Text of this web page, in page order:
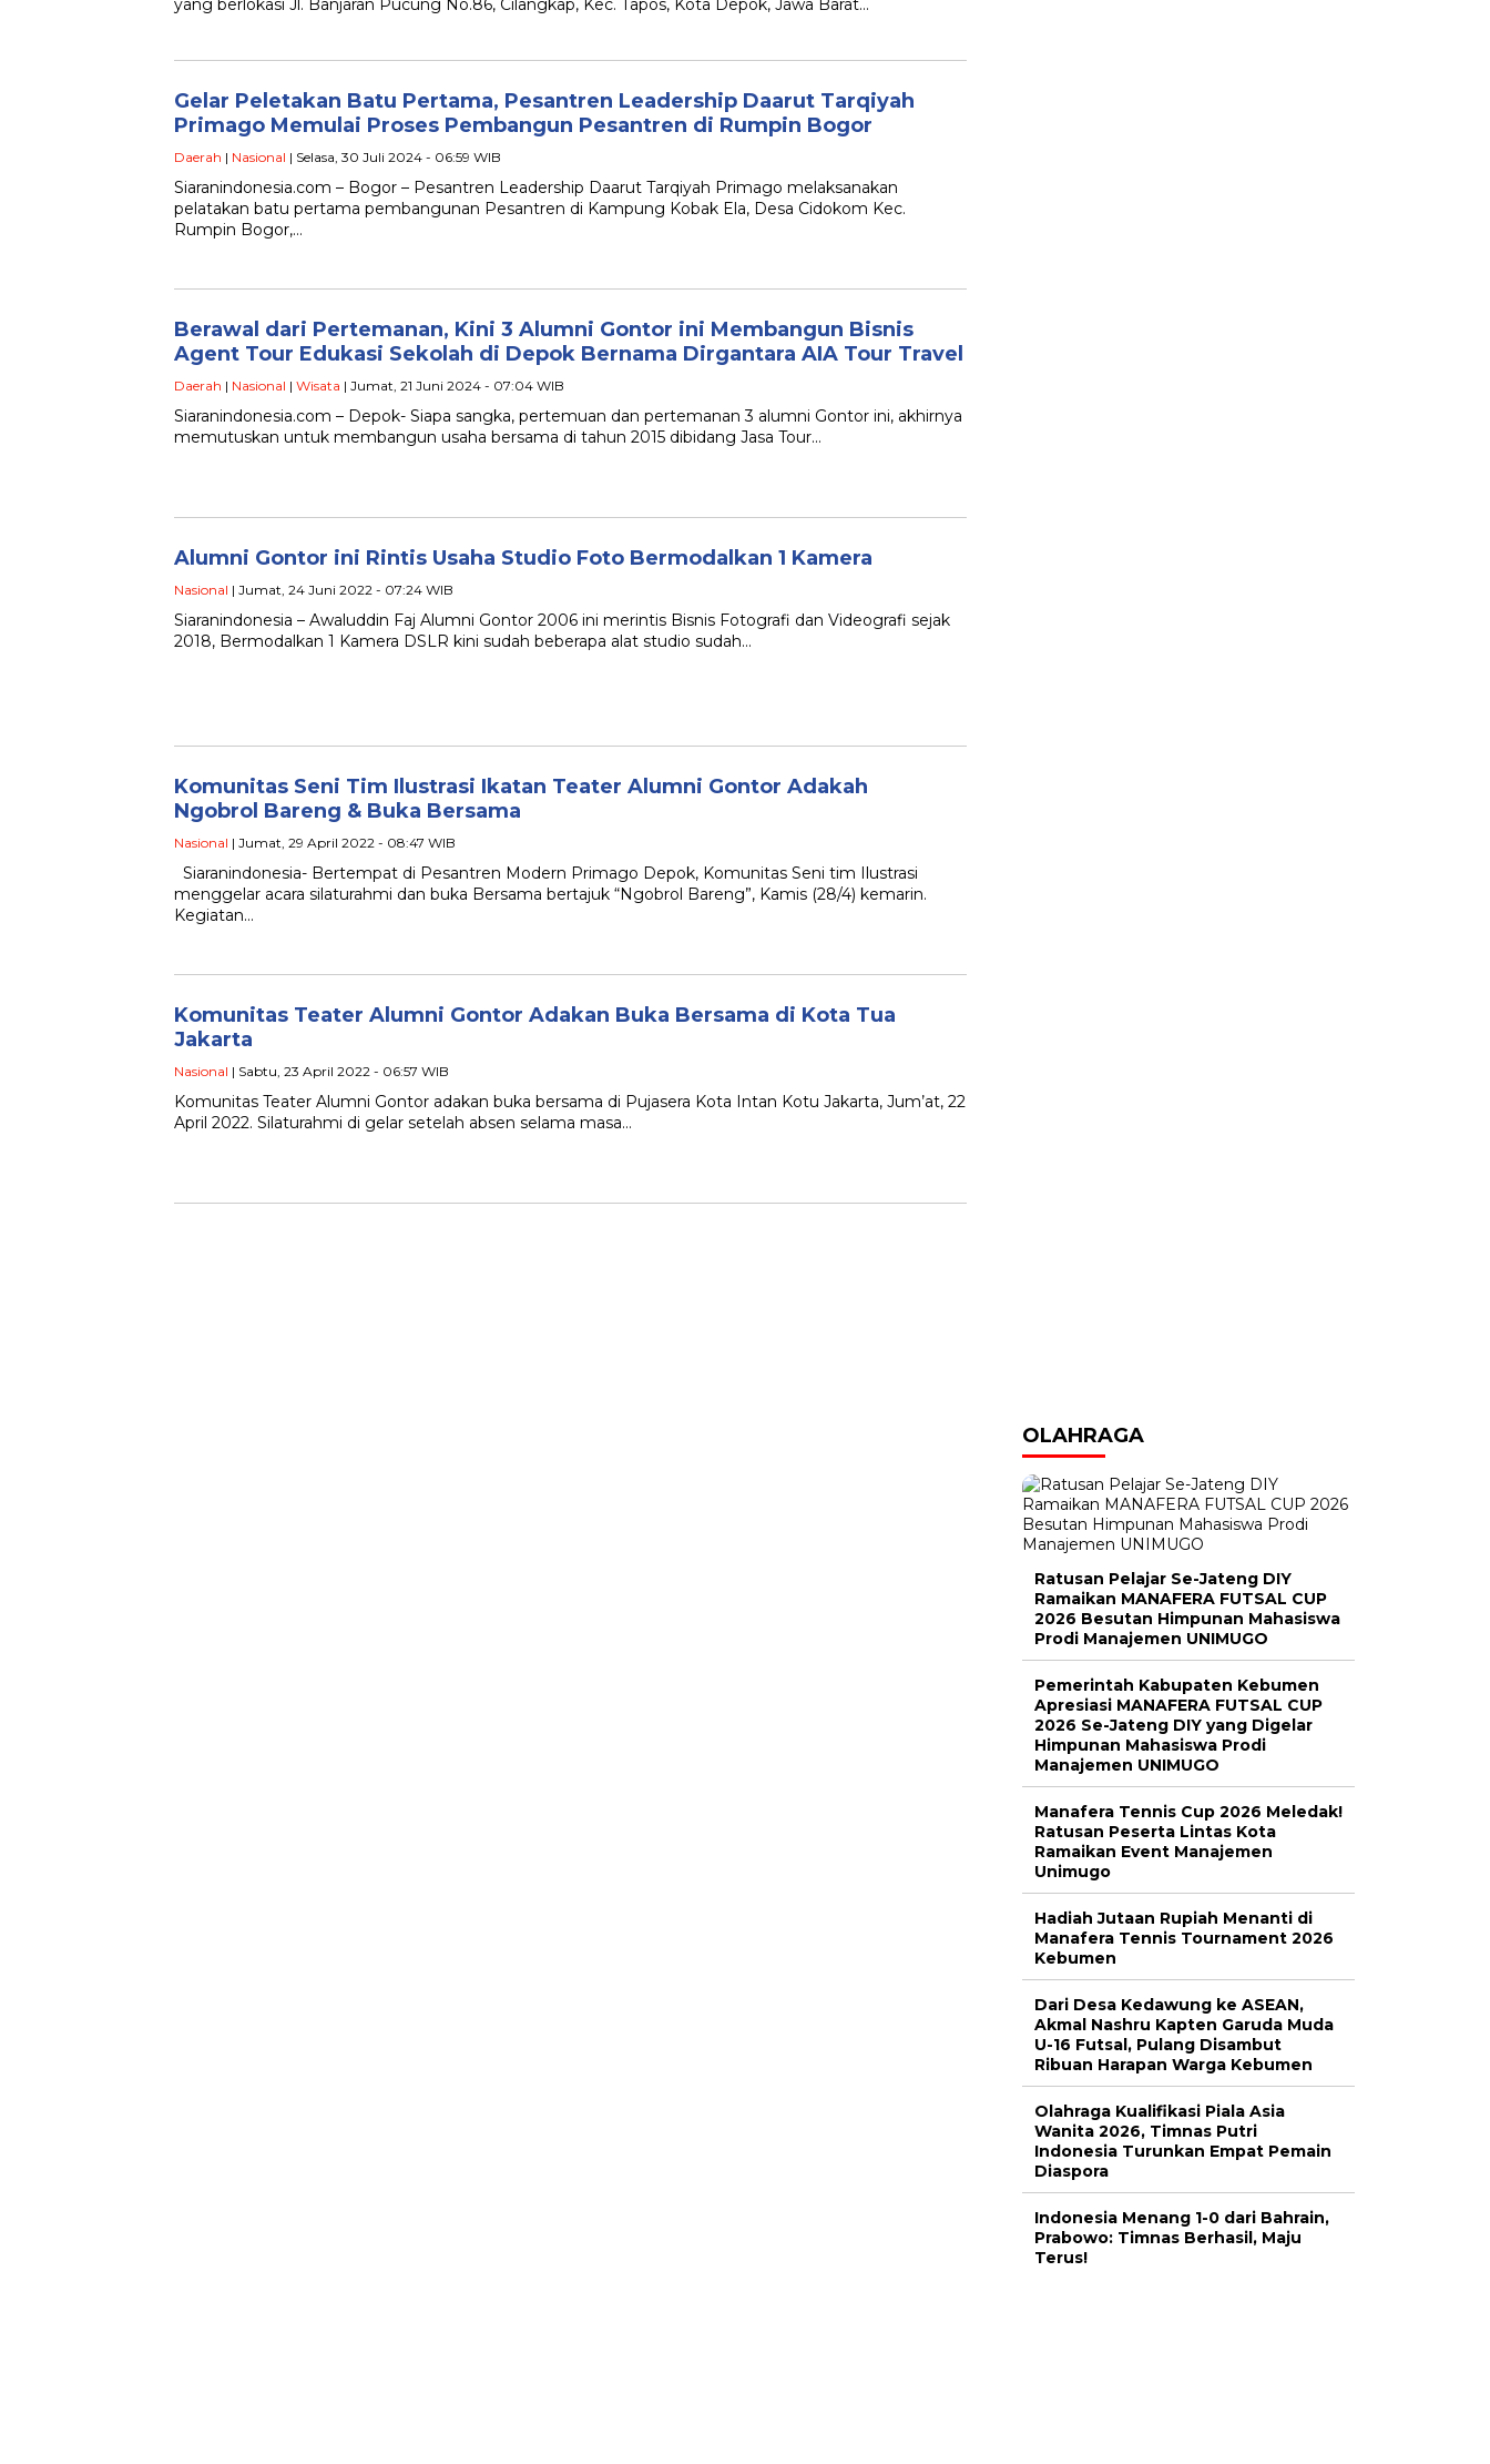
yang berlokasi Jl. Banjaran Pucung No.86, Cilangkap, Kec. Tapos, Kota Depok, Jawa Barat…
Gelar Peletakan Batu Pertama, Pesantren Leadership Daarut Tarqiyah
Primago Memulai Proses Pembangun Pesantren di Rumpin Bogor
Daerah | Nasional | Selasa, 30 Juli 2024 - 06:59 WIB
Siaranindonesia.com – Bogor – Pesantren Leadership Daarut Tarqiyah Primago melaksanakan
pelatakan batu pertama pembangunan Pesantren di Kampung Kobak Ela, Desa Cidokom Kec.
Rumpin Bogor,…
Berawal dari Pertemanan, Kini 3 Alumni Gontor ini Membangun Bisnis
Agent Tour Edukasi Sekolah di Depok Bernama Dirgantara AIA Tour Travel
Daerah | Nasional | Wisata | Jumat, 21 Juni 2024 - 07:04 WIB
Siaranindonesia.com – Depok- Siapa sangka, pertemuan dan pertemanan 3 alumni Gontor ini, akhirnya
memutuskan untuk membangun usaha bersama di tahun 2015 dibidang Jasa Tour…
Alumni Gontor ini Rintis Usaha Studio Foto Bermodalkan 1 Kamera
Nasional | Jumat, 24 Juni 2022 - 07:24 WIB
Siaranindonesia – Awaluddin Faj Alumni Gontor 2006 ini merintis Bisnis Fotografi dan Videografi sejak
2018, Bermodalkan 1 Kamera DSLR kini sudah beberapa alat studio sudah…
Komunitas Seni Tim Ilustrasi Ikatan Teater Alumni Gontor Adakah
Ngobrol Bareng & Buka Bersama
Nasional | Jumat, 29 April 2022 - 08:47 WIB
Siaranindonesia- Bertempat di Pesantren Modern Primago Depok, Komunitas Seni tim Ilustrasi
menggelar acara silaturahmi dan buka Bersama bertajuk “Ngobrol Bareng”, Kamis (28/4) kemarin.
Kegiatan…
Komunitas Teater Alumni Gontor Adakan Buka Bersama di Kota Tua
Jakarta
Nasional | Sabtu, 23 April 2022 - 06:57 WIB
Komunitas Teater Alumni Gontor adakan buka bersama di Pujasera Kota Intan Kotu Jakarta, Jum’at, 22
April 2022. Silaturahmi di gelar setelah absen selama masa…
OLAHRAGA
Ratusan Pelajar Se-Jateng DIY
Ramaikan MANAFERA FUTSAL CUP
2026 Besutan Himpunan Mahasiswa
Prodi Manajemen UNIMUGO
Pemerintah Kabupaten Kebumen
Apresiasi MANAFERA FUTSAL CUP
2026 Se-Jateng DIY yang Digelar
Himpunan Mahasiswa Prodi
Manajemen UNIMUGO
Manafera Tennis Cup 2026 Meledak!
Ratusan Peserta Lintas Kota
Ramaikan Event Manajemen
Unimugo
Hadiah Jutaan Rupiah Menanti di
Manafera Tennis Tournament 2026
Kebumen
Dari Desa Kedawung ke ASEAN,
Akmal Nashru Kapten Garuda Muda
U-16 Futsal, Pulang Disambut
Ribuan Harapan Warga Kebumen
Olahraga Kualifikasi Piala Asia
Wanita 2026, Timnas Putri
Indonesia Turunkan Empat Pemain
Diaspora
Indonesia Menang 1-0 dari Bahrain,
Prabowo: Timnas Berhasil, Maju
Terus!